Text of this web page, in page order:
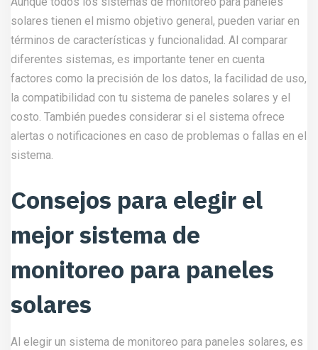
solares tienen el mismo objetivo general, pueden variar en
términos de características y funcionalidad. Al comparar
diferentes sistemas, es importante tener en cuenta
factores como la precisión de los datos, la facilidad de uso,
la compatibilidad con tu sistema de paneles solares y el
costo. También puedes considerar si el sistema ofrece
alertas o notificaciones en caso de problemas o fallas en el
sistema.
Consejos para elegir el
mejor sistema de
monitoreo para paneles
solares
Al elegir un sistema de monitoreo para paneles solares, es